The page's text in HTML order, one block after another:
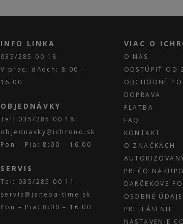
INFO LINKA
035/285 00 18
V prac. dňoch: 8:00 -
16:00
OBJEDNÁVKY
Tel: 035/285 00 18
objednavky@ichrono.sk
Pon – Pia: 8:00 – 16.00
SERVIS
Tel: 035/285 00 11
servis@janeba-time.sk
Pon – Pia: 8:00 – 16.00
VIAC O
O NÁS
ODSTÚPIŤ OD
OBCHODNÉ
DOPRAVA
PLATBA
FAQ
KONTAKT
O ZNAČKÁCH
PREČO
DARČEKOVÉ
OSOBNÉ ÚDAJE
PRIHLÁSENIE
NASTAVENIE